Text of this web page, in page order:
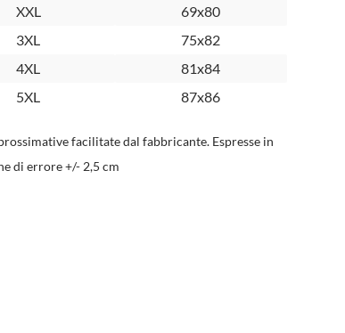
XXL
69x80
3XL
75x82
4XL
81x84
5XL
87x86
facilitate dal fabbricante. Espresse in
di errore +/- 2,5 cm